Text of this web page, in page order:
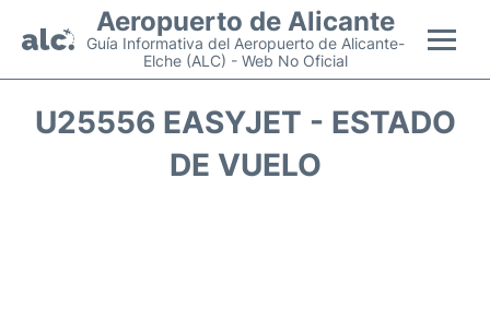
Aeropuerto de Alicante
Guía Informativa del Aeropuerto de Alicante-
Elche (ALC) - Web No Oficial
Vuelos +
U25556 EASYJET - ESTADO
DE VUELO